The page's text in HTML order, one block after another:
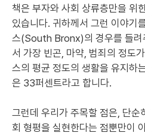
책은 부자와 사회 상류층만을 위
있습니다. 귀하께서 그런 이야기
스(South Bronx)의 경우를 들려
서 가장 빈곤, 마약, 범죄의 정도
스의 평균 정도의 생활을 유지하
은 33퍼센트라고 합니다.
그런데 우리가 주목할 점은, 단순
회 형평을 실현한다는 점뿐만이